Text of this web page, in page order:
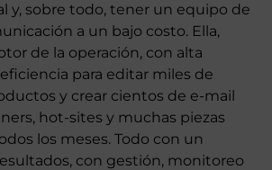
y, sobre todo, tener un equipo de
a un bajo costo. Ella,
de la operación, con alta
para editar miles de
y crear cientos de e-mail
hot-sites y muchas piezas
los meses. Todo con un
con gestión, monitoreo